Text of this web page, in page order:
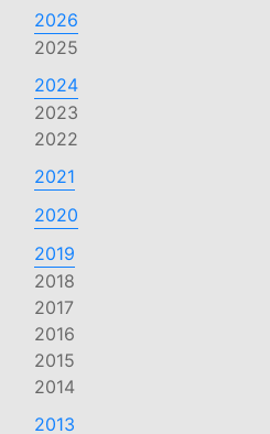
2026
2025
2024
2023
2022
2021
2020
2019
2018
2017
2016
2015
2014
2013